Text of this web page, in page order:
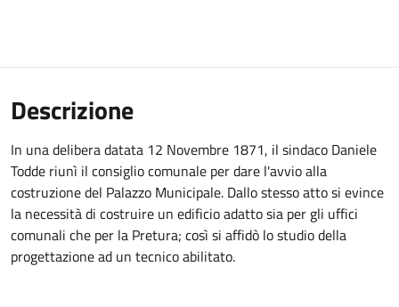
Descrizione
In una delibera datata 12 Novembre 1871, il sindaco Daniele
Todde riunì il consiglio comunale per dare l'avvio alla
costruzione del Palazzo Municipale. Dallo stesso atto si evince
la necessità di costruire un edificio adatto sia per gli uffici
comunali che per la Pretura; così si affidò lo studio della
progettazione ad un tecnico abilitato.